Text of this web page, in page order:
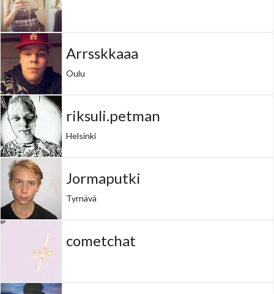
Arrsskkaaa
Oulu
riksuli.petman
Helsinki
Jormaputki
Tyrnävä
cometchat